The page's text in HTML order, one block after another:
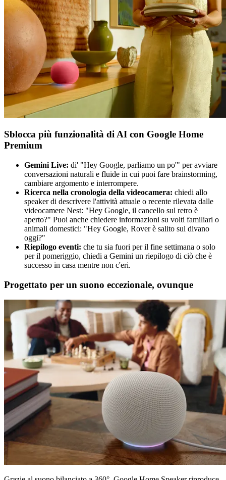
Sblocca più funzionalità di AI con Google Home
Premium
Gemini Live: di' "Hey Google, parliamo un po'" per avviare
conversazioni naturali e fluide in cui puoi fare brainstorming,
cambiare argomento e interrompere.
Ricerca nella cronologia della videocamera: chiedi allo
speaker di descrivere l'attività attuale o recente rilevata dalle
videocamere Nest: "Hey Google, il cancello sul retro è
aperto?" Puoi anche chiedere informazioni su volti familiari o
animali domestici: "Hey Google, Rover è salito sul divano
oggi?"
Riepilogo eventi: che tu sia fuori per il fine settimana o solo
per il pomeriggio, chiedi a Gemini un riepilogo di ciò che è
successo in casa mentre non c'eri.
Progettato per un suono eccezionale, ovunque